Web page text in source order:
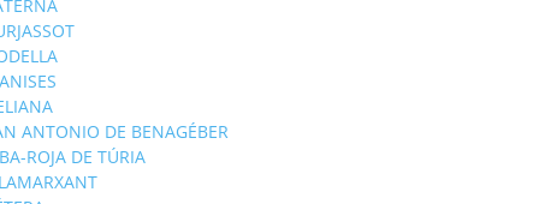
ANTONIO DE BENAGÉBER
ROJA DE TÚRIA